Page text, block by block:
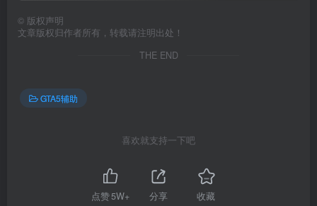
© 版权声明
文章版权归作者所有，转载请注明出处！
THE END
GTA5辅助
喜欢就支持一下吧
点赞5W+ 分享 收藏